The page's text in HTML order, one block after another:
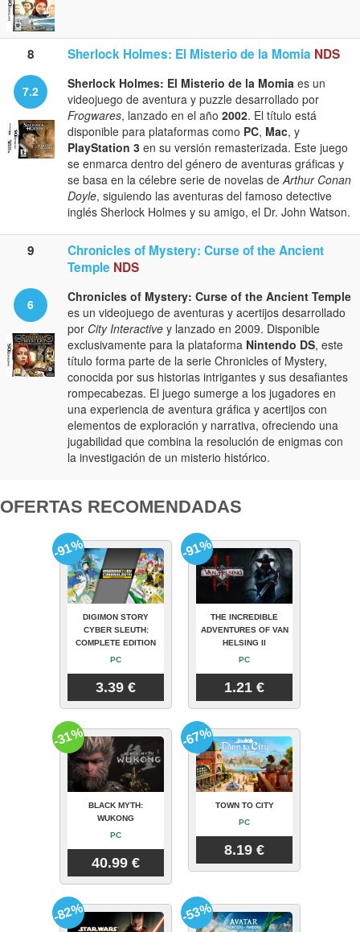
8 Sherlock Holmes: El Misterio de la Momia NDS
7.2 Sherlock Holmes: El Misterio de la Momia es un
videojuego de aventura y puzzle desarrollado por
Frogwares, lanzado en el año 2002. El título está
disponible para plataformas como PC, Mac, y
PlayStation 3 en su versión remasterizada. Este juego
se enmarca dentro del género de aventuras gráficas y
se basa en la célebre serie de novelas deArthur Conan
Doyle, siguiendo las aventuras del famoso detective
inglés Sherlock Holmes y su amigo, el Dr. John Watson.
9
Chronicles of Mystery: Curse of the Ancient
Temple NDS
6
Chronicles of Mystery: Curse of the Ancient Temple
es un videojuego de aventuras y acertijos desarrollado
por City Interactive y lanzado en 2009. Disponible
exclusivamente para la plataforma Nintendo DS, este
título forma parte de la serie Chronicles of Mystery,
conocida por sus historias intrigantes y sus desafiantes
rompecabezas. El juego sumerge a los jugadores en
una experiencia de aventura gráfica y acertijos con
elementos de exploración y narrativa, ofreciendo una
jugabilidad que combina la resolución de enigmas con
la investigación de un misterio histórico.
OFERTAS RECOMENDADAS
DIGIMON STORY
CYBER SLEUTH:
COMPLETE EDITION
PC
3.39 €
-91%
THE INCREDIBLE
ADVENTURES OF VAN
HELSING II
PC
1.21 €
-91%
BLACK MYTH:
WUKONG
PC
40.99 €
-31%
TOWN TO CITY
PC
8.19 €
-67%
-82% -53%